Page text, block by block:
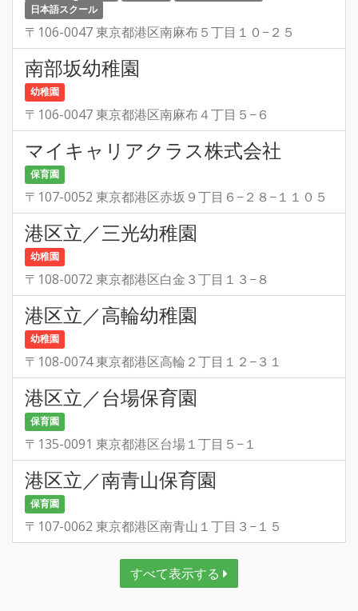
日本語スクール
〒106-0047 東京都港区南麻布５丁目１０−２５
南部坂幼稚園
幼稚園
〒106-0047 東京都港区南麻布４丁目５−６
マイキャリアクラス株式会社
保育園
〒107-0052 東京都港区赤坂９丁目６−２８−１１０５
港区立／三光幼稚園
幼稚園
〒108-0072 東京都港区白金３丁目１３−８
港区立／高輪幼稚園
幼稚園
〒108-0074 東京都港区高輪２丁目１２−３１
港区立／台場保育園
保育園
〒135-0091 東京都港区台場１丁目５−１
港区立／南青山保育園
保育園
〒107-0062 東京都港区南青山１丁目３−１５
すべて表示する